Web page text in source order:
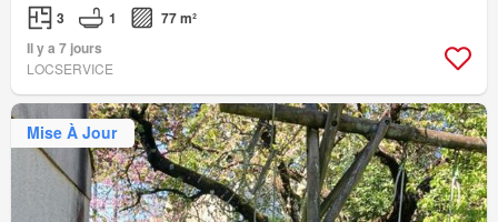
3 1
77 m²
Il y a 7 jours
LOCSERVICE
Mise À Jour